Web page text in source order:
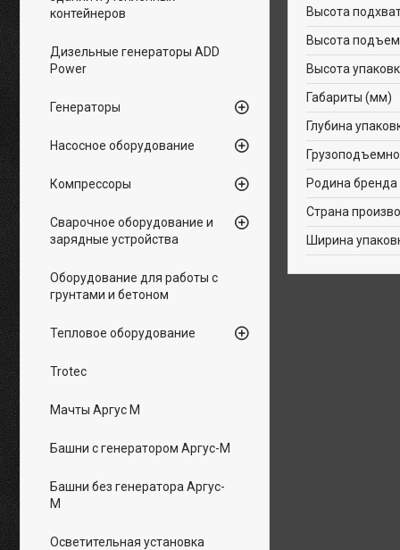
Высота
Высота
Высота
Габариты (мм)
Глубина
Родина бренда
Страна
Ширина
контейнеров
Дизельные генераторы ADD
Power
Генераторы
Насосное оборудование
Компрессоры
Сварочное оборудование и
зарядные устройства
Оборудование для работы с
грунтами и бетоном
Тепловое оборудование
Trotec
Мачты Аргус М
Башни с генератором Аргус-М
Башни без генератора Аргус-
М
Осветительная установка